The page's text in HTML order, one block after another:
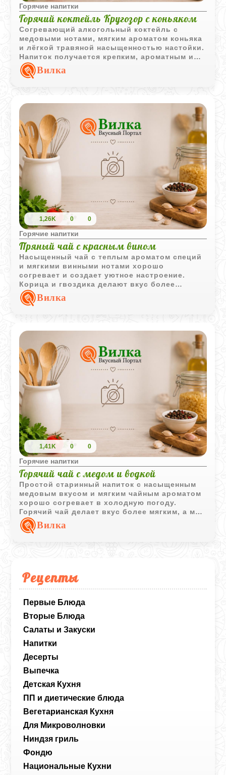
Рецепты
Первые Блюда
Вторые Блюда
Салаты и Закуски
Напитки
Десерты
Выпечка
Детская Кухня
ПП и диетические блюда
Вегетарианская Кухня
Для Микроволновки
Ниндзя гриль
Фондю
Национальные Кухни
Горячие напитки
Горячий коктейль Кругозор с коньяком
Согревающий алкогольный коктейль с
медовыми нотами, мягким ароматом коньяка
и лёгкой травяной насыщенностью настойки.
Напиток получается крепким, ароматным и
хорошо подходит для прохладной погоды.
Вилка
1,26K 0 0
Горячие напитки
Пряный чай с красным вином
Насыщенный чай с теплым ароматом специй
и мягкими винными нотами хорошо
согревает и создает уютное настроение.
Корица и гвоздика делают вкус более
глубоким, а горячее красное вино добавляет
напитку бархатистую терпкость.
Вилка
1,41K 0 0
Горячие напитки
Горячий чай с медом и водкой
Простой старинный напиток с насыщенным
медовым вкусом и мягким чайным ароматом
хорошо согревает в холодную погоду.
Горячий чай делает вкус более мягким, а мед
добавляет плотность и легкую сладость.
Вилка